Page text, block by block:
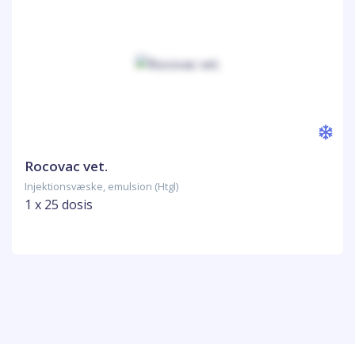
Rocovac vet.
Injektionsvæske, emulsion (Htgl)
1 x 25 dosis